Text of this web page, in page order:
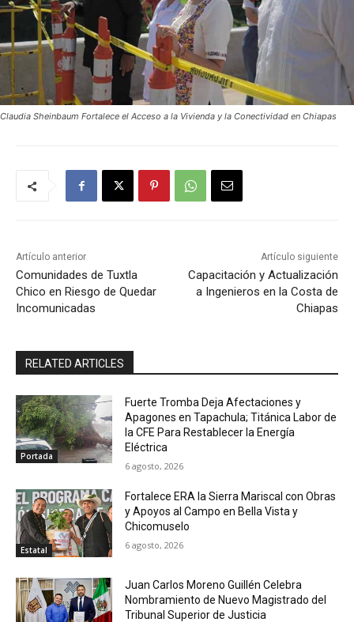
Claudia Sheinbaum Fortalece el Acceso a la Vivienda y la Conectividad en Chiapas
Artículo anterior
Comunidades de Tuxtla
Chico en Riesgo de Quedar
Incomunicadas
Artículo siguiente
Capacitación y Actualización
a Ingenieros en la Costa de
Chiapas
RELATED ARTICLES
Portada
Fuerte Tromba Deja Afectaciones y
Apagones en Tapachula; Titánica Labor de
la CFE Para Restablecer la Energía
Eléctrica
6 agosto, 2026
Estatal
Fortalece ERA la Sierra Mariscal con Obras
y Apoyos al Campo en Bella Vista y
Chicomuselo
6 agosto, 2026
Juan Carlos Moreno Guillén Celebra
Nombramiento de Nuevo Magistrado del
Tribunal Superior de Justicia